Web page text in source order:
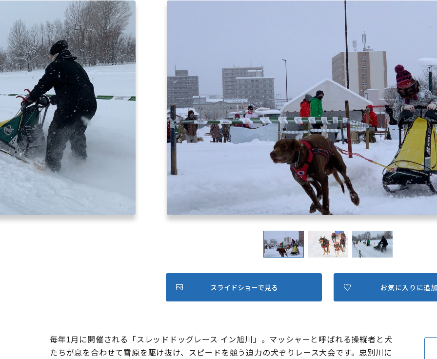
毎年1月に開催される「スレッドドッグレース イン旭川」。マッシャーと呼ばれる操縦者と犬
たちが息を合わせて雪原を駆け抜け、スピードを競う迫力の犬ぞりレース大会です。忠別川に
スライドショーで見る お気に入りに追